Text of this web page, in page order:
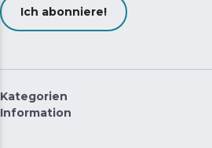
Ich abonniere!
Kategorien
Information